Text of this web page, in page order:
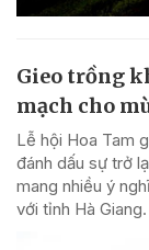
Gieo trồng
mạch cho
Lễ hội Hoa Tam
đánh dấu sự trở
mang nhiều ý
với tỉnh Hà Giang.